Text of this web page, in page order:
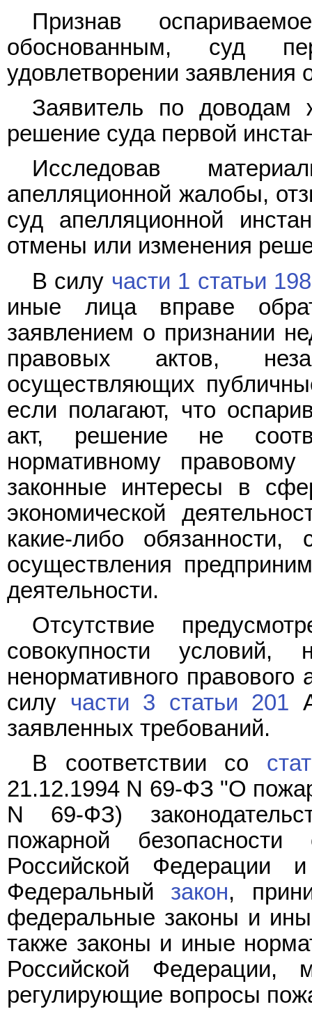
Признав
обоснованным, суд
удовлетворении заявления
Заявитель по доводам
решение суда первой
Исследовав
апелляционной жалобы,
суд апелляционной
отмены или изменения
В силу части 1 статьи 198
иные лица вправе
заявлением о признании
правовых актов,
осуществляющих
если полагают, что
акт, решение не
нормативному
законные интересы в
экономической
какие-либо
осуществления
деятельности.
Отсутствие
совокупности условий,
ненормативного
силу части 3 статьи 201
заявленных требований.
В соответствии со
21.12.1994 N 69-ФЗ "О
N 69-ФЗ)
пожарной
Российской Федерации
Федеральный закон,
федеральные законы и
также законы и иные
Российской Федерации,
регулирующие вопросы